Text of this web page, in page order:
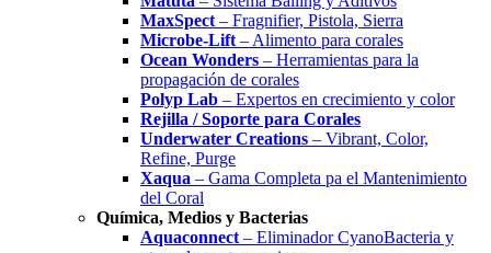
MaxSpect – Fragnifier, Pistola, Sierra
Microbe-Lift – Alimento para corales
Ocean Wonders – Herramientas para la
propagación de corales
Polyp Lab – Expertos en crecimiento y color
Rejilla / Soporte para Corales
Underwater Creations – Vibrant, Color,
Refine, Purge
Xaqua – Gama Completa pa el Mantenimiento
del Coral
Química, Medios y Bacterias
Aquaconnect – Eliminador CyanoBacteria y